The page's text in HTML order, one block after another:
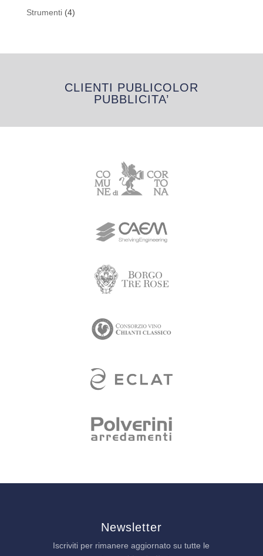
Strumenti 44
CLIENTI PUBLICOLOR
PUBBLICITA’
Newsletter
Iscriviti per rimanere aggiornato su tutte le